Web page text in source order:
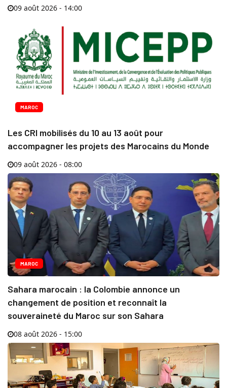
09 août 2026 - 14:00
MAROC
Les CRI mobilisés du 10 au 13 août pour
accompagner les projets des Marocains du Monde
09 août 2026 - 08:00
MAROC
Sahara marocain : la Colombie annonce un
changement de position et reconnaît la
souveraineté du Maroc sur son Sahara
08 août 2026 - 15:00